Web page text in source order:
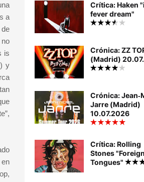
a
is
y
Crítica: Haken
fever dream"
Crónica: ZZ
(Madrid)
Crónica:
Jarre (Madrid)
10.07.2026
Crítica: Rolling
Stones "Foreign
Tongues"